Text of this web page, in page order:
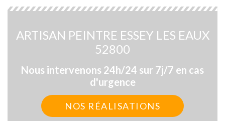
ARTISAN PEINTRE ESSEY LES EAUX
52800
Nous intervenons 24h/24 sur 7j/7 en cas
d'urgence
NOS RÉALISATIONS